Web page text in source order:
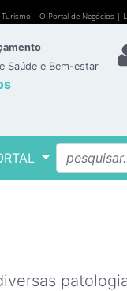
| O Portal de Negócios |
Saúde e Bem-estar